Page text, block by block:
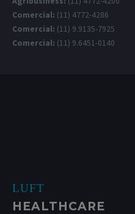
Comercial: (11) 4772-4286
Comercial: (11) 9.9135-7925
Comercial: (11) 9.6451-0140
LUFT
HEALTHCARE